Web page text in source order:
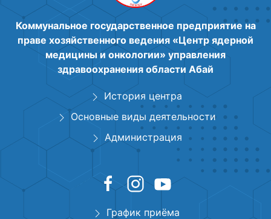
Коммунальное государственное предприятие на
праве хозяйственного ведения «Центр ядерной
медицины и онкологии» управления
здравоохранения области Абай
История центра
Основные виды деятельности
Администрация
График приёма